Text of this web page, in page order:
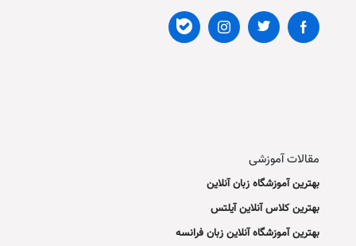
مقالات آموزشی
بهترین آموزشگاه زبان آنلاین
بهترین کلاس آنلاین آیلتس
بهترین آموزشگاه آنلاین زبان فرانسه